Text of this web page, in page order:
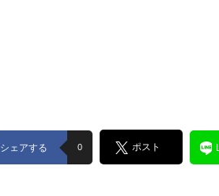
シェアする 0 ポスト